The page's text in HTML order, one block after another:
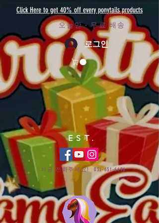
Click Here to get 40% off every ponytails products
오늘만 - 무료 배송
로그인
EST.
지금 전화주세요!031-651-6696